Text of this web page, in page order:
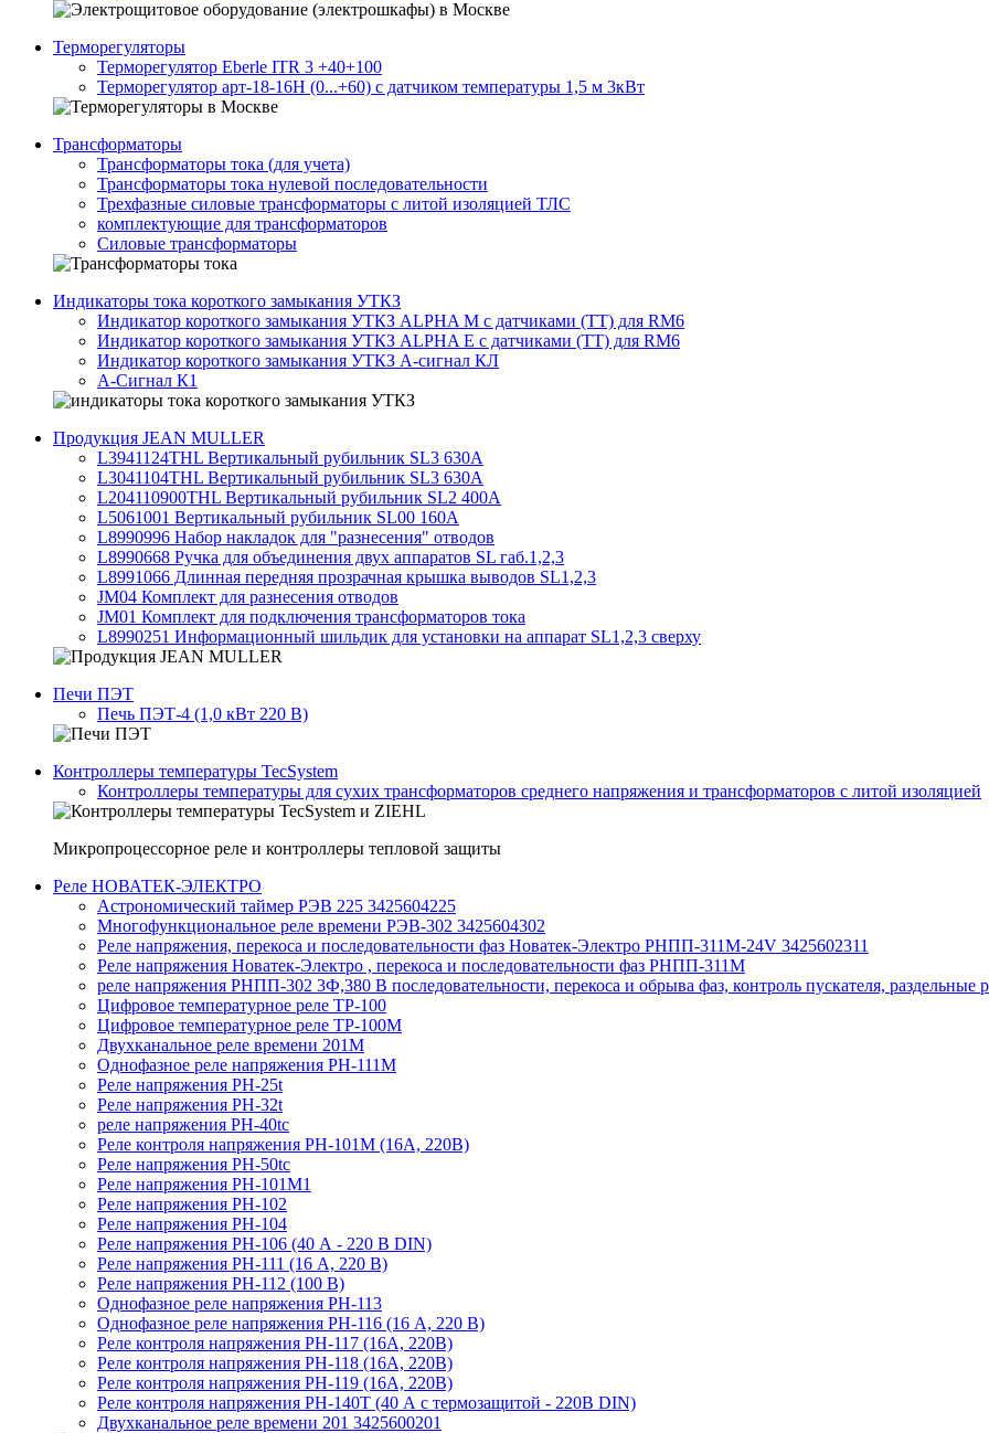
Терморегуляторы
Терморегулятор Eberle ITR 3 +40+100
Терморегулятор арт-18-16H (0...+60) с датчиком температуры 1,5 м 3кВт
Трансформаторы
Трансформаторы тока (для учета)
Трансформаторы тока нулевой последовательности
Трехфазные силовые трансформаторы с литой изоляцией ТЛС
комплектующие для трансформаторов
Силовые трансформаторы
Индикаторы тока короткого замыкания УТКЗ
Индикатор короткого замыкания УТКЗ ALPHA M с датчиками (ТТ) для RM6
Индикатор короткого замыкания УТКЗ ALPHA E с датчиками (ТТ) для RM6
Индикатор короткого замыкания УТКЗ А-сигнал КЛ
А-Сигнал К1
Продукция JEAN MULLER
L3941124THL Вертикальный рубильник SL3 630А
L3041104THL Вертикальный рубильник SL3 630А
L204110900THL Вертикальный рубильник SL2 400А
L5061001 Вертикальный рубильник SL00 160А
L8990996 Набор накладок для "разнесения" отводов
L8990668 Ручка для объединения двух аппаратов SL габ.1,2,3
L8991066 Длинная передняя прозрачная крышка выводов SL1,2,3
JM04 Комплект для разнесения отводов
JM01 Комплект для подключения трансформаторов тока
L8990251 Информационный шильдик для установки на аппарат SL1,2,3 сверху
Печи ПЭТ
Печь ПЭТ-4 (1,0 кВт 220 В)
Контроллеры температуры TecSystem
Контроллеры температуры для сухих трансформаторов среднего напряжения и трансформаторов с литой изоляцией
Микропроцессорное реле и контроллеры тепловой защиты
Реле НОВАТЕК-ЭЛЕКТРО
Астрономический таймер РЭВ 225 3425604225
Многофункциональное реле времени РЭВ-302 3425604302
Реле напряжения, перекоса и последовательности фаз Новатек-Электро РНПП-311М-24V 3425602311
Реле напряжения Новатек-Электро , перекоса и последовательности фаз РНПП-311М
реле напряжения РНПП-302 3Ф,380 В последовательности, перекоса и обрыва фаз, контроль пускателя, раздельные
Цифровое температурное реле ТР-100
Цифровое температурное реле ТР-100М
Двухканальное реле времени 201М
Однофазное реле напряжения РН-111М
Реле напряжения РН-25t
Реле напряжения РН-32t
реле напряжения РН-40tc
Реле контроля напряжения РН-101М (16А, 220В)
Реле напряжения РН-50tc
Реле напряжения РН-101М1
Реле напряжения РН-102
Реле напряжения РН-104
Реле напряжения РН-106 (40 А - 220 В DIN)
Реле напряжения РН-111 (16 А, 220 В)
Реле напряжения РН-112 (100 В)
Однофазное реле напряжения РН-113
Однофазное реле напряжения РН-116 (16 А, 220 В)
Реле контроля напряжения РН-117 (16А, 220В)
Реле контроля напряжения РН-118 (16А, 220В)
Реле контроля напряжения РН-119 (16А, 220В)
Реле контроля напряжения РН-140Т (40 А с термозащитой - 220В DIN)
Двухканальное реле времени 201 3425600201